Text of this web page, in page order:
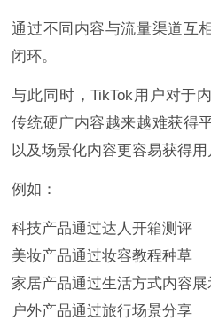
通过不同内容与流量渠道互
闭环。
与此同时，TikTok用户对于
传统硬广内容越来越难获得
以及场景化内容更容易获得用
例如：
科技产品通过达人开箱测评
美妆产品通过妆容教程种草
家居产品通过生活方式内容展
户外产品通过旅行场景分享